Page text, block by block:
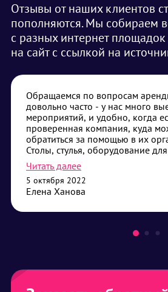
Отзывы от наших клиентов
пополняются. Мы собираем
с разных интернет
на сайт с ссылкой на
Обращаемся по вопросам
довольно часто - у нас много
мероприятий, и удобно, когда
проверенная компания, куда
обратиться за помощью в их
Столы, стулья, оборудование
- самые частые наши запросы.
опозданий, помогают с
требуется - всегда дадут совет
выбрать. Сотрудничество нас
Читать далее
5 октября 2022
Елена Ханова